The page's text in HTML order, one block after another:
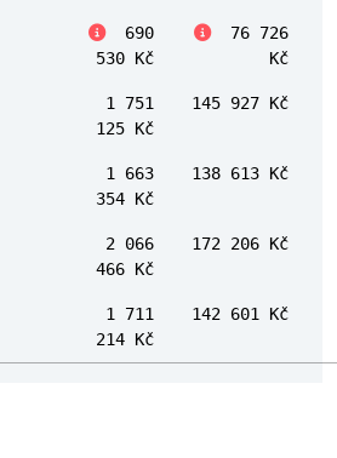
690
530 Kč
76 726
Kč
1 751
125 Kč
145 927 Kč
1 663
354 Kč
138 613 Kč
2 066
466 Kč
172 206 Kč
1 711
214 Kč
142 601 Kč